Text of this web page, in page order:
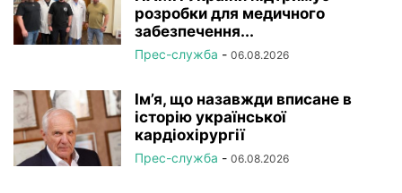
розробки для медичного
забезпечення...
Прес-служба - 06.08.2026
Ім’я, що назавжди вписане в
історію української
кардіохірургії
Прес-служба - 06.08.2026